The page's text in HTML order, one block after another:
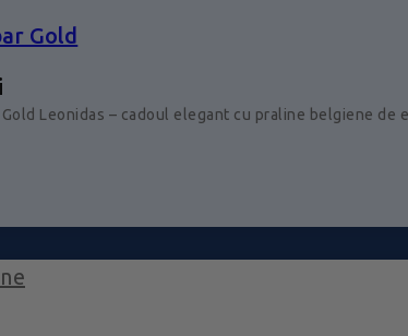
Gold
Leonidas – cadoul elegant cu praline belgiene